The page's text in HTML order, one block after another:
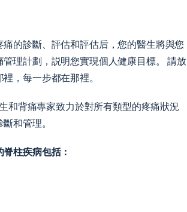
的診斷、評估和評估后，您的醫生將與您
管理計劃，説明您實現個人健康目標。 請放
，每一步都在那裡。
和背痛專家致力於對所有類型的疼痛狀況
和管理。
柱疾病包括：